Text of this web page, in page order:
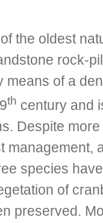
the oldest
rock-
means of a
th century and
Despite
management,
species
of
preserved.